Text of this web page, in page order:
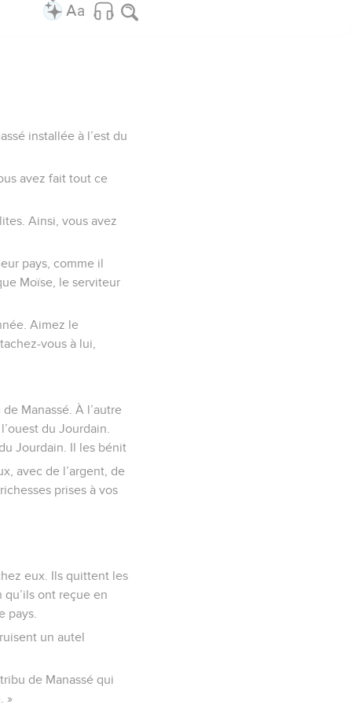
installée à l’est du
avez fait tout ce
Ainsi, vous avez
pays, comme il
Moïse, le serviteur
Aimez le
vous à lui,
Manassé. À l’autre
du Jourdain.
Jourdain. Il les bénit
avec de l’argent, de
prises à vos
eux. Ils quittent les
qu’ils ont reçue en
pays.
un autel
de Manassé qui
»